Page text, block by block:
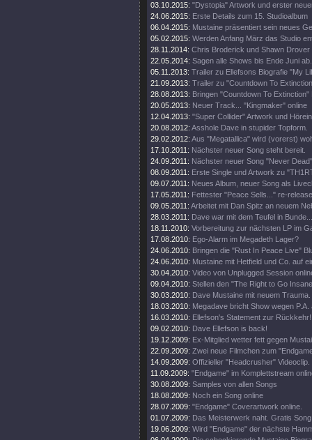
03.10.2015: "Dystopia" Artwork und erster
24.06.2015: Erste Details zum 15. Studioalbum
06.04.2015: Mustaine präsentiert sein neues
05.02.2015: Werden Anfang März das Studio
28.11.2014: Chris Broderick und Shawn
22.05.2014: Sagen alle Shows bis Ende Juni ab.
05.11.2013: Trailer zu Ellefsons Biografie "My
21.09.2013: Trailer zu "Countdown To
28.08.2013: Bringen "Countdown To Extinction"
20.05.2013: Neuer Track... "Kingmaker" online
12.04.2013: "Super Collider" Artwork und
20.08.2012: Asshole Dave in stupider Topform.
29.02.2012: Aus "Megatallica" wird (vorerst)
17.10.2011: Nächster neuer Song steht bereit.
24.09.2011: Nächster neuer Song "Never
08.09.2011: Erste Single und Artwork zu
09.07.2011: Neues Album, neuer Song als
17.05.2011: Fettester "Peace Sells..." re-
09.05.2011: Arbeitet mit Dan Spitz an neuem
28.03.2011: Dave war mit dem Teufel in Bunde...
18.11.2010: Vorbereitung zur nächsten LP im
17.08.2010: Ego-Alarm im Megadeth Lager?
24.06.2010: Bringen die "Rust In Peace Live"
24.06.2010: Mustaine mit Hetfield und Co. auf
30.04.2010: Video von Unplugged Session
09.04.2010: Stellen den "The Right to Go
30.03.2010: Dave Mustaine mit neuem Trauma.
18.03.2010: Megadave bricht Show wegen P.A.
16.03.2010: Ellefson's Statement zur Rückkehr!
09.02.2010: Dave Ellefson is back!
19.12.2009: Ex-Mitglied wetter fett gegen
22.09.2009: Zwei neue Filmchen zum
14.09.2009: Offizieller "Headcrusher" Videoclip.
11.09.2009: "Endgame" im Komplettstream
30.08.2009: Samples von allen Songs
18.08.2009: Noch ein Song online
28.07.2009: "Endgame" Coverartwork online.
01.07.2009: Das Meisterwerk naht. Gratis
19.06.2009: Wird "Endgame" der nächste